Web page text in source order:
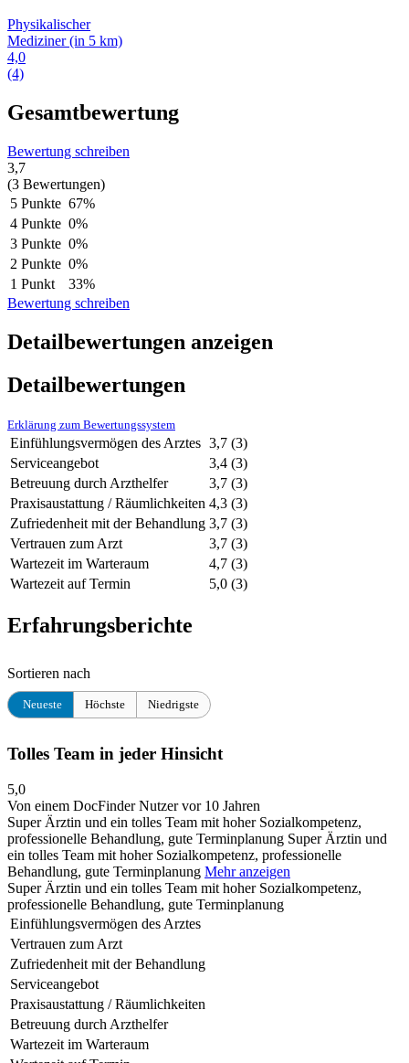
Physikalischer
Mediziner (in 5 km)
4,0
(4)
Gesamtbewertung
Bewertung schreiben
3,7
(3 Bewertungen)
5 Punkte 67%
4 Punkte 0%
3 Punkte 0%
2 Punkte 0%
1 Punkt
33%
Bewertung schreiben
Detailbewertungen anzeigen
Detailbewertungen
Erklärung zum Bewertungssystem
Einfühlungsvermögen des Arztes 3,7 (3)
Serviceangebot
3,4 (3)
Betreuung durch Arzthelfer
3,7 (3)
Praxisaustattung / Räumlichkeiten 4,3 (3)
Zufriedenheit mit der Behandlung 3,7 (3)
Vertrauen zum Arzt
3,7 (3)
Wartezeit im Warteraum
4,7 (3)
Wartezeit auf Termin
5,0 (3)
Erfahrungsberichte
Sortieren nach
Neueste Höchste Niedrigste
Tolles Team in jeder Hinsicht
5,0
Von einem DocFinder Nutzervor 10 Jahren
Super Ärztin und ein tolles Team mit hoher Sozialkompetenz,
professionelle Behandlung, gute Terminplanung Super Ärztin und
ein tolles Team mit hoher Sozialkompetenz, professionelle
Behandlung, gute Terminplanung Mehr anzeigen
Super Ärztin und ein tolles Team mit hoher Sozialkompetenz,
professionelle Behandlung, gute Terminplanung
Einfühlungsvermögen des Arztes
Vertrauen zum Arzt
Zufriedenheit mit der Behandlung
Serviceangebot
Praxisaustattung / Räumlichkeiten
Betreuung durch Arzthelfer
Wartezeit im Warteraum